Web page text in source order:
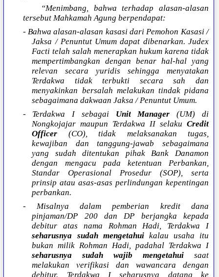
“Menimbang, bahwa terhadap alasan-alasan
tersebut Mahkamah Agung berpendapat:
- Bahwa alasan-alasan kasasi dari Pemohon Kasasi /
Jaksa / Penuntut Umum dapat dibenarkan. Judex
Facti telah salah menerapkan hukum karena tidak
mempertimbangkan dengan benar hal-hal yang
relevan secara yuridis sehingga menyatakan
Terdakwa tidak terbukti secara sah dan
menyakinkan bersalah melakukan tindak pidana
sebagaimana dakwaan Jaksa / Penuntut Umum.
- Terdakwa I sebagai Unit Manager (UM) di
Nongkojajar maupun Terdakwa II selaku Credit
Officer (CO), tidak melaksanakan tugas,
kewajiban dan tanggung-jawab sebagaimana
yang sudah ditentukan pihak Bank Danamon
dengan mengacu pada ketentuan Perbankan,
Standar Operasional Prosedur (SOP), serta
prinsip atau asas-asas perlindungan kepentingan
perbankan.
- Misalnya dalam pemberian kredit dana
pinjaman/DP 200 dan DP berjangka kepada
debitur atas nama Rohman Hadi, Terdakwa I
seharusnya sudah mengetahuikalau usaha itu
bukan milik Rohman Hadi, padahal Terdakwa I
seharusnya sudah wajib mengetahui saat
melakukan verifikasi dan wawancara dengan
debitur. Terdakwa I seharusnya datang ke